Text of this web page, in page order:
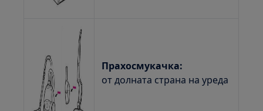
Прахосмукачка:
от долната страна на уреда